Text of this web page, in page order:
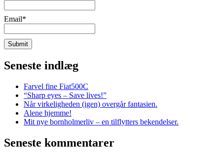
Email*
Seneste indlæg
Farvel fine Fiat500C
“Sharp eyes – Save lives!”
Når virkeligheden (igen) overgår fantasien.
Alene hjemme!
Mit nye bornholmerliv – en tilflytters bekendelser.
Seneste kommentarer